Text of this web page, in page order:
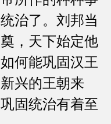
治了。刘邦当
，天下始定他
何能巩固汉王
兴的王朝来
固统治有着至